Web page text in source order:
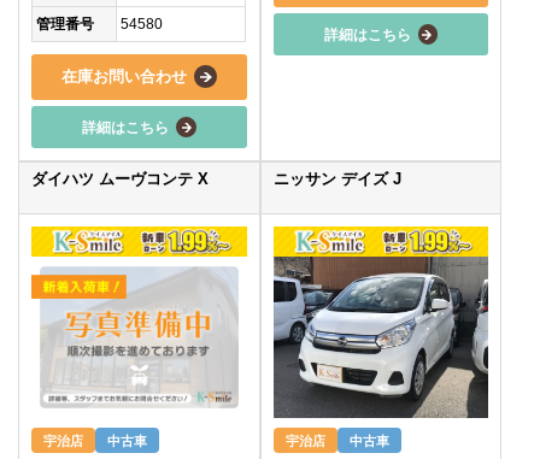
管理番号 54580
在庫お問い合わせ
詳細はこちら
詳細はこちら
ダイハツ ムーヴコンテ X
宇治店 中古車
ニッサン デイズ J
宇治店 中古車